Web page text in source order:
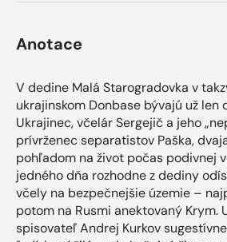
Anotace
V dedine Malá Starogradovka v
ukrajinskom Donbase bývajú už len
Ukrajinec, včelár Sergejič a jeho
prívrženec separatistov Paška,
pohľadom na život počas podivnej
jedného dňa rozhodne z dediny
včely na bezpečnejšie územie –
potom na Rusmi anektovaný Krym.
spisovateľ Andrej Kurkov